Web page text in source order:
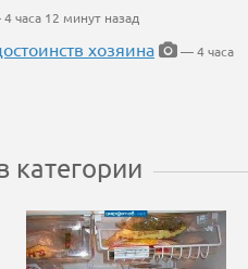
часа 12 минут назад
хозяина
— 4 часа
категории